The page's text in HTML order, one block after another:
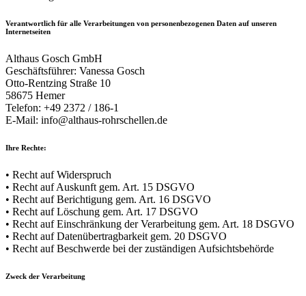
Verantwortlich für alle Verarbeitungen von personenbezogenen Daten auf unseren
Internetseiten
Althaus Gosch GmbH
Geschäftsführer: Vanessa Gosch
Otto-Rentzing Straße 10
58675 Hemer
Telefon: +49 2372 / 186-1
E-Mail: info@althaus-rohrschellen.de
Ihre Rechte:
• Recht auf Widerspruch
• Recht auf Auskunft gem. Art. 15 DSGVO
• Recht auf Berichtigung gem. Art. 16 DSGVO
• Recht auf Löschung gem. Art. 17 DSGVO
• Recht auf Einschränkung der Verarbeitung gem. Art. 18 DSGVO
• Recht auf Datenübertragbarkeit gem. 20 DSGVO
• Recht auf Beschwerde bei der zuständigen Aufsichtsbehörde
Zweck der Verarbeitung